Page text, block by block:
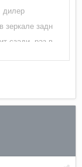
дилер
зеркале задн
сзади, раз в
установкой.
и стоит ли?